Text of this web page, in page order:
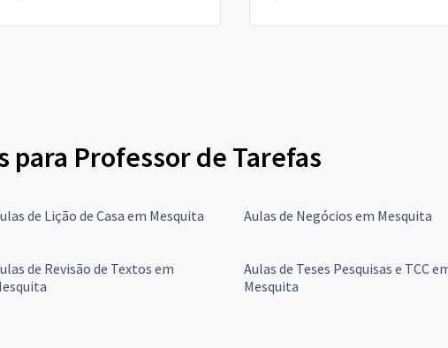
para Professor de Tarefas
de Lição de Casa em Mesquita Aulas de Negócios em Mesquita
de Revisão de Textos em
Aulas de Teses Pesquisas e TCC
Mesquita